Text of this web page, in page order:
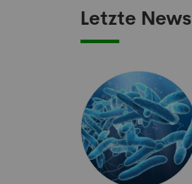
Letzte News